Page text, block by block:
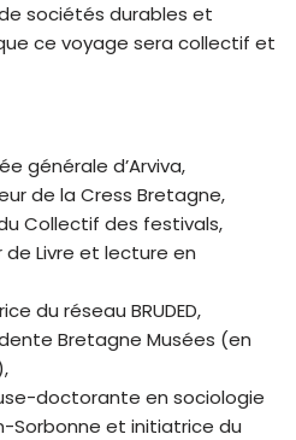
sociétés durables et
ce voyage sera collectif et
générale d’Arviva,
de la Cress Bretagne,
Collectif des festivals,
de Livre et lecture en
du réseau BRUDED,
Bretagne Musées (en
doctorante en sociologie
Sorbonne et initiatrice du